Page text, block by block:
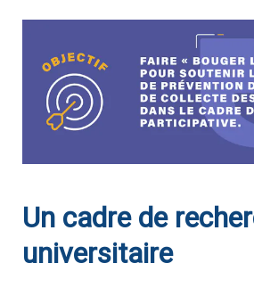
Un cadre de
universitaire